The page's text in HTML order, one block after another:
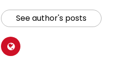
See author's posts